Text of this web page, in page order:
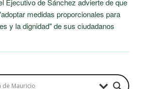
Ejecutivo de Sánchez advierte de que
medidas proporcionales para
y la dignidad" de sus ciudadanos